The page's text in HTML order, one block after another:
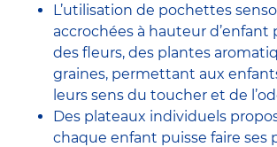
L’utilisation de pochettes
accrochées à hauteur
des fleurs, des plantes
graines, permettant aux
leurs sens du toucher et de
Des plateaux individuels
chaque enfant puisse faire ses